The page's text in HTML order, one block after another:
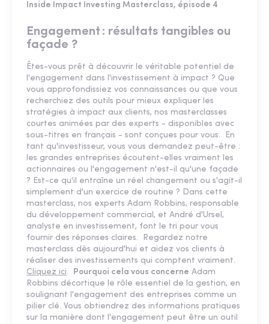
Inside Impact Investing Masterclass, épisode 4
Engagement : résultats tangibles ou
façade ?
Êtes-vous prêt à découvrir le véritable potentiel de
l'engagement dans l'investissement à impact ? Que
vous approfondissiez vos connaissances ou que vous
recherchiez des outils pour mieux expliquer les
stratégies à impact aux clients, nos masterclasses
courtes animées par des experts - disponibles avec
sous-titres en français - sont conçues pour vous. En
tant qu'investisseur, vous vous demandez peut-être :
les grandes entreprises écoutent-elles vraiment les
actionnaires ou l'engagement n'est-il qu'une façade
? Est-ce qu'il entraîne un réel changement ou s'agit-il
simplement d'un exercice de routine ? Dans cette
masterclass, nos experts Adam Robbins, responsable
du développement commercial, et André d'Ursel,
analyste en investissement, font le tri pour vous
fournir des réponses claires. Regardez notre
masterclass dès aujourd'hui et aidez vos clients à
réaliser des investissements qui comptent vraiment.
Cliquez ici. Pourquoi cela vous concerne Adam
Robbins décortique le rôle essentiel de la gestion, en
soulignant l'engagement des entreprises comme un
pilier clé. Vous obtiendrez des informations pratiques
sur la manière dont l'engagement peut être un outil